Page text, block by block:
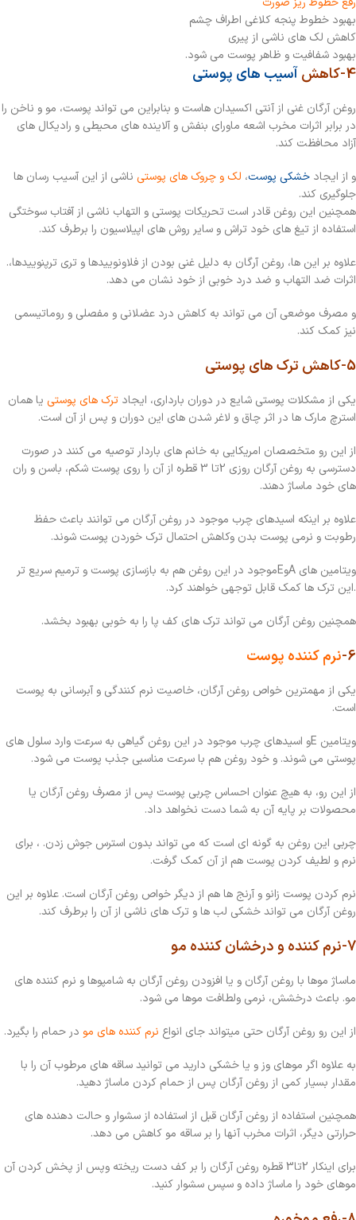
بهبود خطوط پنجه کلاغی اطراف چشم
کاهش لک های ناشی از پیری
بهبود شفافیت و ظاهر پوست می شود.
4-کاهش آسیب های پوستی
روغن آرگان غنی از آنتی اکسیدان هاست و بنابراین می تواند پوست، مو و ناخن را
در برابر اثرات مخرب اشعه ماورای بنفش و آلاینده های محیطی و رادیکال های
آزاد محافظت کند.
و از ایجاد خشکی پوست، لک و چروک های پوستی ناشی از این آسیب رسان ها
جلوگیری کند.
همچنین این روغن قادر است تحریکات پوستی و التهاب ناشی از آفتاب سوختگی
استفاده از تیغ های خود تراش و سایر روش های اپیلاسیون را برطرف کند.
علاوه بر این ها، روغن آرگان به دلیل غنی بودن از فلاونوییدها و تری ترپنوییدها،.
اثرات ضد التهاب و ضد درد خوبی از خود نشان می دهد.
و مصرف موضعی آن می تواند به کاهش درد عضلانی و مفصلی و روماتیسمی
نیز کمک کند.
5-کاهش ترک های پوستی
یکی از مشکلات پوستی شایع در دوران بارداری، ایجاد ترک های پوستی یا همان
استرچ مارک ها در اثر چاق و لاغر شدن های این دوران و پس از آن است.
از این رو متخصصان امریکایی به خانم های باردار توصیه می کنند در صورت
دسترسی به روغن آرگان روزی 2تا 3 قطره از آن را روی پوست شکم، باسن و ران
های خود ماساژ دهند.
علاوه بر اینکه اسیدهای چرب موجود در روغن آرگان می توانند باعث حفظ
رطوبت و نرمی پوست بدن وکاهش احتمال ترک خوردن پوست شوند.
ویتامین های AوEموجود در این روغن هم به بازسازی پوست و ترمیم سریع تر
.این ترک ها کمک قابل توجهی خواهند کرد.
همچنین روغن آرگان می تواند ترک های کف پا را به خوبی بهبود بخشد.
6- نرم کننده پوست
یکی از مهمترین خواص روغن آرگان، خاصیت نرم کنندگی و آبرسانی به پوست
است.
ویتامین Eو اسیدهای چرب موجود در این روغن گیاهی به سرعت وارد سلول های
پوستی می شوند. و خود روغن هم با سرعت مناسبی جذب پوست می شود.
از این رو، به هیچ عنوان احساس چربی پوست پس از مصرف روغن آرگان یا
محصولات بر پایه آن به شما دست نخواهد داد.
چربی این روغن به گونه ای است که می تواند بدون استرس جوش زدن. ، برای
نرم و لطیف کردن پوست هم از آن کمک گرفت.
نرم کردن پوست زانو و آرنج ها هم از دیگر خواص روغن آرگان است. علاوه بر این
روغن آرگان می تواند خشکی لب ها و ترک های ناشی از آن را برطرف کند.
7-نرم کننده و درخشان کننده مو
ماساژ موها با روغن آرگان و یا افزودن روغن آرگان به شامپوها و نرم کننده های
مو. باعث درخشش، نرمی ولطافت موها می شود.
از این رو روغن آرگان حتی میتواند جای انواع نرم کننده های مو در حمام را بگیرد.
به علاوه اگر موهای وز و یا خشکی دارید می توانید ساقه های مرطوب آن را با
مقدار بسیار کمی از روغن آرگان پس از حمام کردن ماساژ دهید.
همچنین استفاده از روغن آرگان قبل از استفاده از سشوار و حالت دهنده های
حرارتی دیگر، اثرات مخرب آنها را بر ساقه مو کاهش می دهد.
برای اینکار 2تا3 قطره روغن آرگان را بر کف دست ریخته وپس از پخش کردن آن
موهای خود را ماساژ داده و سپس سشوار کنید.